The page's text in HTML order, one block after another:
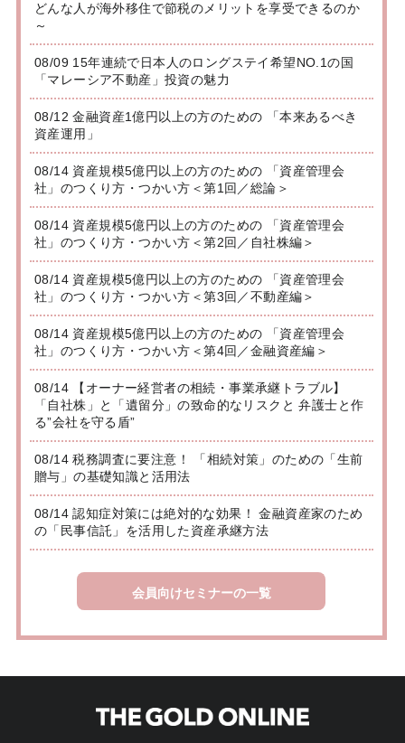
どんな人が海外移住で節税のメリットを享受できるのか
～
08/09 15年連続で日本人のロングステイ希望NO.1の国
「マレーシア不動産」投資の魅力
08/12 金融資産1億円以上の方のための 「本来あるべき
資産運用」
08/14 資産規模5億円以上の方のための 「資産管理会
社」のつくり方・つかい方＜第1回／総論＞
08/14 資産規模5億円以上の方のための 「資産管理会
社」のつくり方・つかい方＜第2回／自社株編＞
08/14 資産規模5億円以上の方のための 「資産管理会
社」のつくり方・つかい方＜第3回／不動産編＞
08/14 資産規模5億円以上の方のための 「資産管理会
社」のつくり方・つかい方＜第4回／金融資産編＞
08/14 【オーナー経営者の相続・事業承継トラブル】
「自社株」と「遺留分」の致命的なリスクと 弁護士と作
る”会社を守る盾”
08/14 税務調査に要注意！ 「相続対策」のための「生前
贈与」の基礎知識と活用法
08/14 認知症対策には絶対的な効果！ 金融資産家のため
の「民事信託」を活用した資産承継方法
会員向けセミナーの一覧